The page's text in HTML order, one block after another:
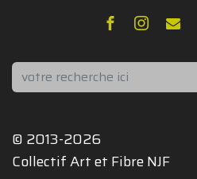
Rechercher
© 2013-2026
Collectif Art et Fibre NJF